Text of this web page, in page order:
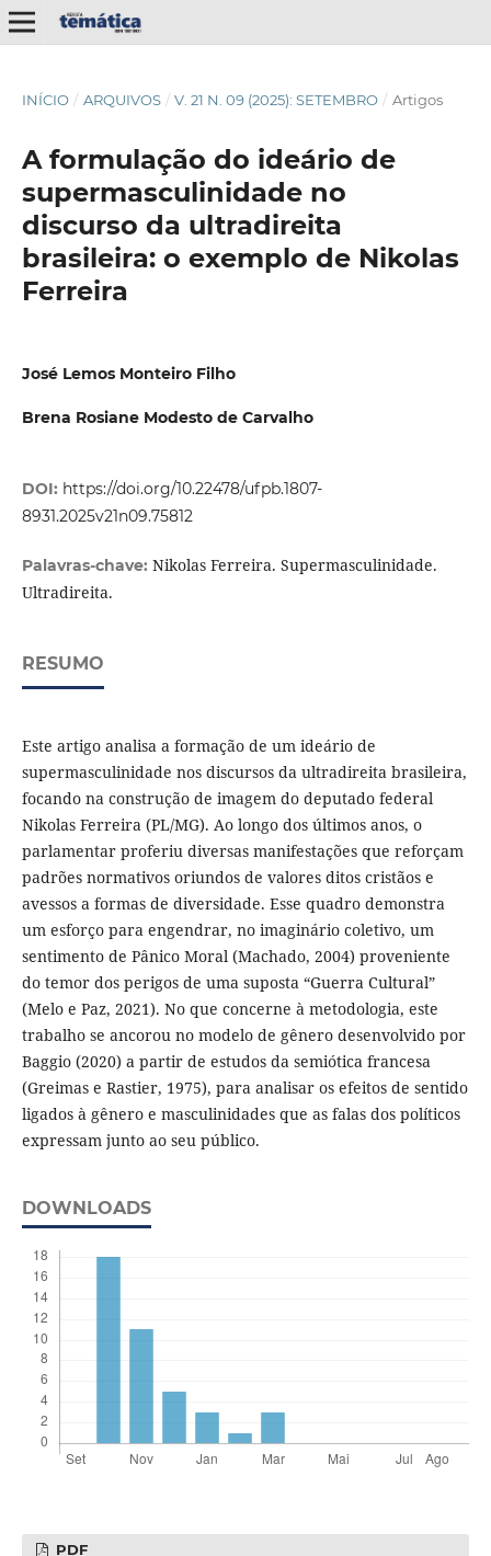
INÍCIO / ARQUIVOS / V. 21 N. 09 (2025): SETEMBRO / Artigos
A formulação do ideário de
supermasculinidade no
discurso da ultradireita
brasileira: o exemplo de Nikolas
Ferreira
José Lemos Monteiro Filho
Brena Rosiane Modesto de Carvalho
DOI: https://doi.org/10.22478/ufpb.1807-
8931.2025v21n09.75812
Palavras-chave: Nikolas Ferreira. Supermasculinidade.
Ultradireita.
RESUMO
Este artigo analisa a formação de um ideário de
supermasculinidade nos discursos da ultradireita brasileira,
focando na construção de imagem do deputado federal
Nikolas Ferreira (PL/MG). Ao longo dos últimos anos, o
parlamentar proferiu diversas manifestações que reforçam
padrões normativos oriundos de valores ditos cristãos e
avessos a formas de diversidade. Esse quadro demonstra
um esforço para engendrar, no imaginário coletivo, um
sentimento de Pânico Moral (Machado, 2004) proveniente
do temor dos perigos de uma suposta “Guerra Cultural”
(Melo e Paz, 2021). No que concerne à metodologia, este
trabalho se ancorou no modelo de gênero desenvolvido por
Baggio (2020) a partir de estudos da semiótica francesa
(Greimas e Rastier, 1975), para analisar os efeitos de sentido
ligados à gênero e masculinidades que as falas dos políticos
expressam junto ao seu público.
DOWNLOADS
PDF